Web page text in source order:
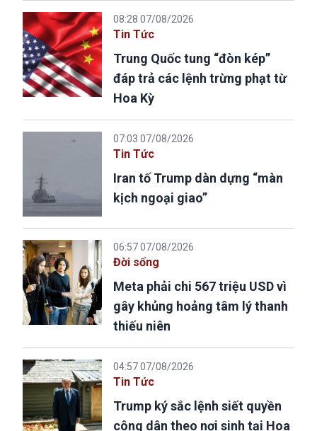
08:28 07/08/2026
Tin Tức
Trung Quốc tung “đòn kép”
đáp trả các lệnh trừng phạt từ
Hoa Kỳ
07:03 07/08/2026
Tin Tức
Iran tố Trump dàn dựng “màn
kịch ngoại giao”
06:57 07/08/2026
Đời sống
Meta phải chi 567 triệu USD vì
gây khủng hoảng tâm lý thanh
thiếu niên
04:57 07/08/2026
Tin Tức
Trump ký sắc lệnh siết quyền
công dân theo nơi sinh tại Hoa